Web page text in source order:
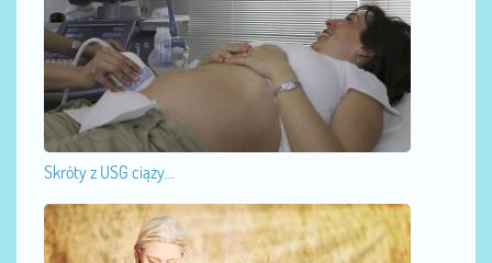
Skróty z USG ciąży...